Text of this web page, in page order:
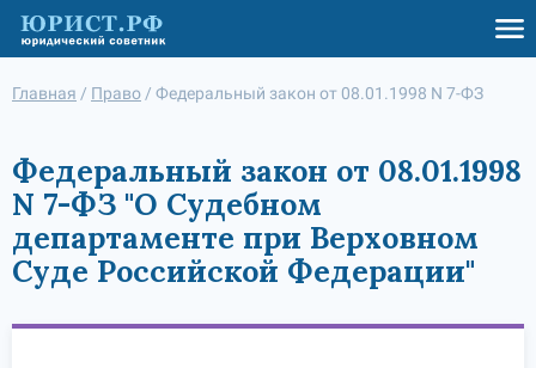
Главная / Право / Федеральный закон от 08.01.1998 N 7-ФЗ
Федеральный закон от 08.01.1998
N 7-ФЗ "О Судебном
департаменте при Верховном
Суде Российской Федерации"